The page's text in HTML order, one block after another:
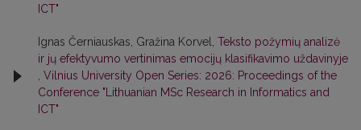
ICT"
Ignas Černiauskas, Gražina Korvel, Teksto požymių analizė
ir jų efektyvumo vertinimas emocijų klasifikavimo uždavinyje
Vilnius University Open Series: 2026: Proceedings of the
Conference "Lithuanian MSc Research in Informatics and
ICT"